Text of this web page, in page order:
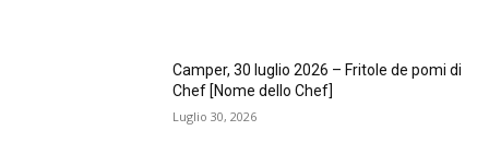
Camper, 30 luglio 2026 – Fritole de pomi di
Chef [Nome dello Chef]
Luglio 30, 2026